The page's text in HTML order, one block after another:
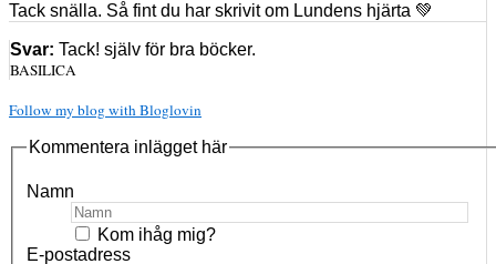
Tack snälla. Så fint du har skrivit om Lundens hjärta 💚
Svar: Tack! själv för bra böcker.
BASILICA
Follow my blog with Bloglovin
Kommentera inlägget här
Namn
Kom ihåg mig?
E-postadress